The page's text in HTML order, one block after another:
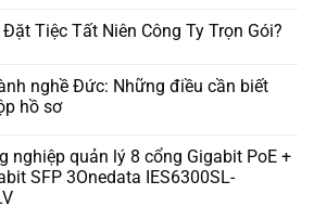
Tiệc Tất Niên Công Ty Trọn Gói?
nghề Đức: Những điều cần biết
hồ sơ
nghiệp quản lý 8 cổng Gigabit PoE +
SFP 3Onedata IES6300SL-